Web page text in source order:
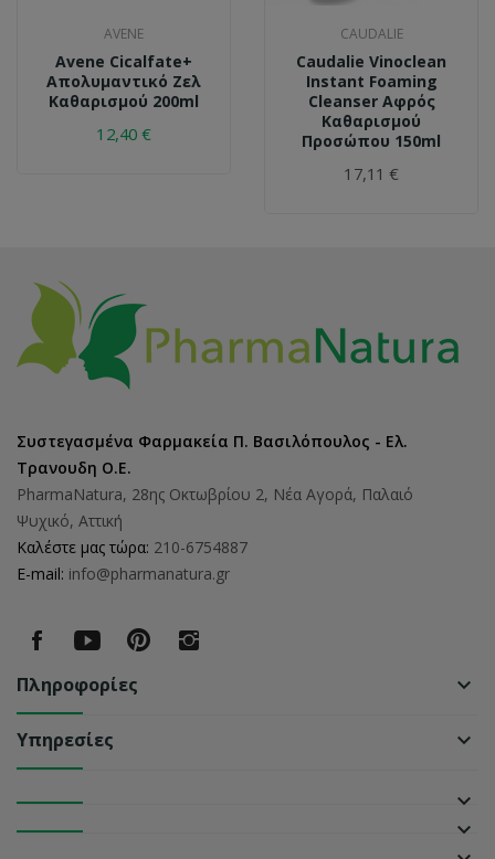
AVENE
Avene Cicalfate+
Απολυμαντικό Ζελ
Καθαρισμού 200ml
12,40 €
CAUDALIE
Caudalie Vinoclean
Instant Foaming
Cleanser Αφρός
Καθαρισμού
Προσώπου 150ml
17,11 €
Συστεγασμένα Φαρμακεία Π. Βασιλόπουλος - Ελ.
Τρανουδη Ο.Ε.
PharmaNatura, 28ης Οκτωβρίου 2, Νέα Αγορά, Παλαιό
Ψυχικό, Αττική
Καλέστε μας τώρα: 210-6754887
E-mail: info@pharmanatura.gr
Πληροφορίες keyboard_arrow_down
Υπηρεσίες keyboard_arrow_down
keyboard_arrow_down
keyboard_arrow_down